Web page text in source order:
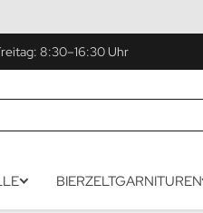
8:30–16:30 Uhr
BIERZELTGARNITUREN